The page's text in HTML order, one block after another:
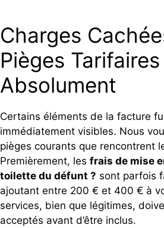
Charges
Pièges
Absolument
Certains éléments de la facture
immédiatement visibles. Nous
pièges courants que rencontrent
Premièrement, les frais de mise
toilette du défunt ? sont parfois
ajoutant entre 200 € et 400 € à
services, bien que légitimes,
acceptés avant d’être inclus.